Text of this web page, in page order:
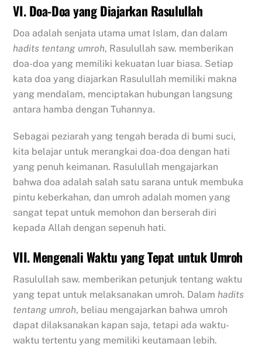
VI. Doa-Doa yang Diajarkan Rasulullah
Doa adalah senjata utama umat Islam, dan dalam
hadits tentang umroh, Rasulullah saw. memberikan
doa-doa yang memiliki kekuatan luar biasa. Setiap
kata doa yang diajarkan Rasulullah memiliki makna
yang mendalam, menciptakan hubungan langsung
antara hamba dengan Tuhannya.
Sebagai peziarah yang tengah berada di bumi suci,
kita belajar untuk merangkai doa-doa dengan hati
yang penuh keimanan. Rasulullah mengajarkan
bahwa doa adalah salah satu sarana untuk membuka
pintu keberkahan, dan umroh adalah momen yang
sangat tepat untuk memohon dan berserah diri
kepada Allah dengan sepenuh hati.
VII. Mengenali Waktu yang Tepat untuk Umroh
Rasulullah saw. memberikan petunjuk tentang waktu
yang tepat untuk melaksanakan umroh. Dalamhadits
tentang umroh, beliau mengajarkan bahwa umroh
dapat dilaksanakan kapan saja, tetapi ada waktu-
waktu tertentu yang memiliki keutamaan lebih.